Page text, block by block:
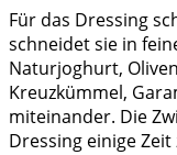
Für das Dressing
schneidet sie in
Naturjoghurt,
Kreuzkümmel,
miteinander. Die
Dressing einige Zeit